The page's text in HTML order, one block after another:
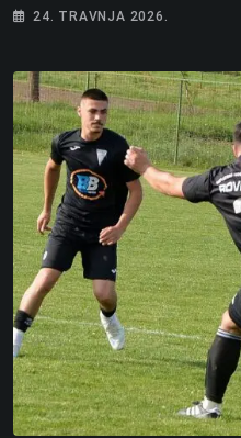
24. TRAVNJA 2026.